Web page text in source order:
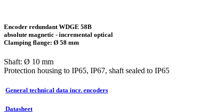
Encoder redundant WDGE 58B
absolute magnetic - incremental optical
Clamping flange: Ø 58 mm
Shaft: Ø 10 mm
Protection housing to IP65, IP67, shaft sealed to IP65
General technical data incr. encoders
Datasheet